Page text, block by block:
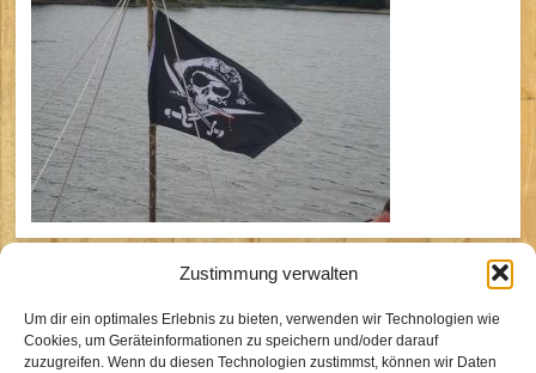
Zustimmung verwalten
Um dir ein optimales Erlebnis zu bieten, verwenden wir Technologien wie
Cookies, um Geräteinformationen zu speichern und/oder darauf
zuzugreifen. Wenn du diesen Technologien zustimmst, können wir Daten
BdP Stamm Sirius Köln